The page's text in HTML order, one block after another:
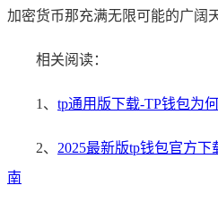
加密货币那充满无限可能的广阔
相关阅读：
1、 tp通用版下载-TP钱包为
2、 2025最新版tp钱包官方
南